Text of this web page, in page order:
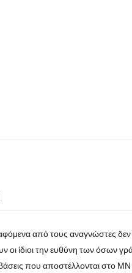
από τους αναγνώστες
οι ίδιοι την ευθύνη των όσων
που αποστέλλονται στο